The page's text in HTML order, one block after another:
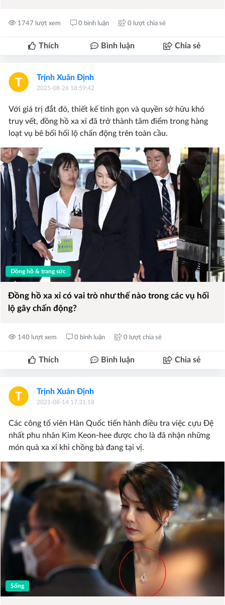
1747 lượt xem 0 bình luận 0 lượt chia sẻ
Thích Bình luận Chia sẻ
Trịnh Xuân Định
2025-08-26 18:59:42
Với giá trị đắt đỏ, thiết kế tinh gọn và quyền sở hữu khó
truy vết, đồng hồ xa xỉ đã trở thành tâm điểm trong hàng
loạt vụ bê bối hối lộ chấn động trên toàn cầu.
Đồng hồ & trang sức
Đồng hồ xa xỉ có vai trò như thế nào trong các vụ hối
lộ gây chấn động?
140 lượt xem 0 bình luận 0 lượt chia sẻ
Thích Bình luận Chia sẻ
Trịnh Xuân Định
2025-08-14 17:31:18
Các công tố viên Hàn Quốc tiến hành điều tra việc cựu Đệ
nhất phu nhân Kim Keon-hee được cho là đã nhận những
món quà xa xỉ khi chồng bà đang tại vị.
Sống